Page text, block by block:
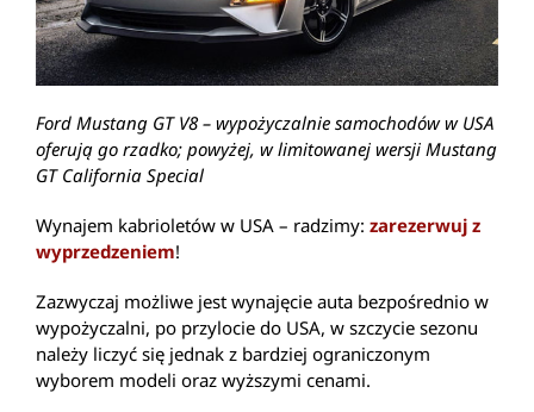
Ford Mustang GT V8 – wypożyczalnie samochodów w USA
oferują go rzadko; powyżej, w limitowanej wersji Mustang
GT California Special
Wynajem kabrioletów w USA – radzimy: zarezerwuj z
wyprzedzeniem!
Zazwyczaj możliwe jest wynajęcie auta bezpośrednio w
wypożyczalni, po przylocie do USA, w szczycie sezonu
należy liczyć się jednak z bardziej ograniczonym
wyborem modeli oraz wyższymi cenami.